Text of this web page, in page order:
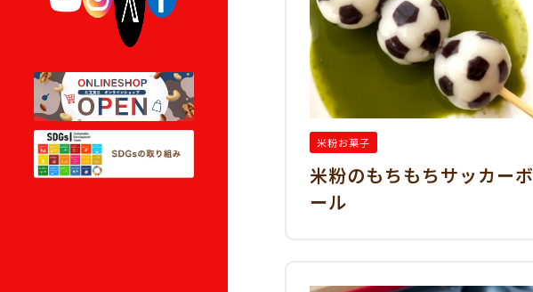
米粉お菓子
米粉のもちもちサッカーボ
ール